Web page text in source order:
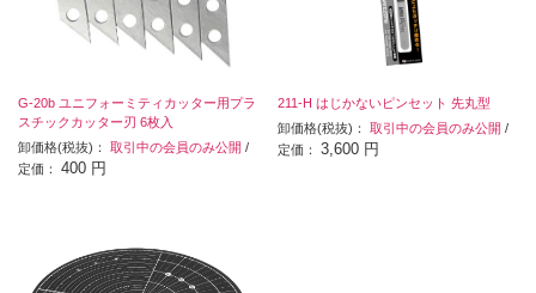
G-20b ユニフォーミティカッター用プラ
スチックカッター刃 6枚入
卸価格(税抜)： 取引中の会員のみ公開 /
定価： 400 円
211-H はじかないピンセット 先丸型
卸価格(税抜)：取引中の会員のみ公開 /
定価：3,600 円